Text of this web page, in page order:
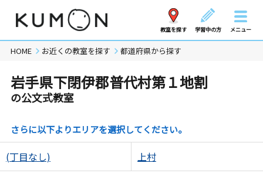
教室を探す 学習中の方 メニュー
HOME お近くの教室を探す 都道府県から探す
岩手県下閉伊郡普代村第１地割
の公文式教室
さらに以下よりエリアを選択してください。
(丁目なし) 上村